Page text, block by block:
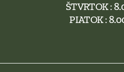
ŠTVRTOK :
PIATOK :